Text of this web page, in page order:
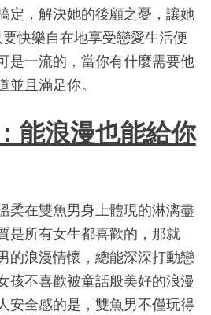
定，解決她的後顧之憂，讓她
快樂自在地享受戀愛生活便
是一流的，當你有什麼需要他
且滿足你。
能浪漫也能給你
柔在雙魚男身上體現的淋漓盡
是所有女生都喜歡的，那就
的浪漫情懷，總能深深打動戀
孩不喜歡被童話般美好的浪漫
安全感的是，雙魚男不僅玩得